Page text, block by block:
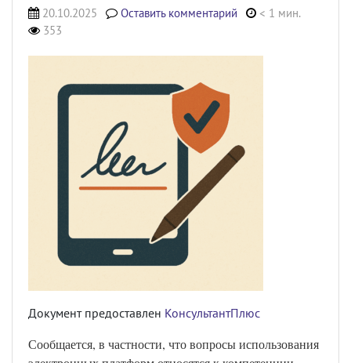
20.10.2025 Оставить комментарий
< 1 мин.
353
Документ предоставлен КонсультантПлюс
Сообщается, в частности, что вопросы использования